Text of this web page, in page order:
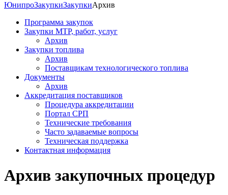
ЮнипроЗакупкиЗакупкиАрхив
Программа закупок
Закупки МТР, работ, услуг
Архив
Закупки топлива
Архив
Поставщикам технологического топлива
Документы
Архив
Аккредитация поставщиков
Процедура аккредитации
Портал СРП
Технические требования
Часто задаваемые вопросы
Техническая поддержка
Контактная информация
Архив закупочных процедур